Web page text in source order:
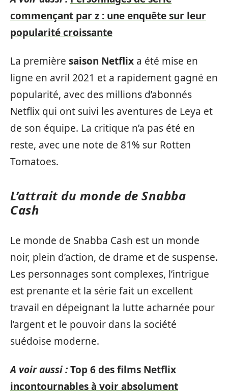
commençant par z : une enquête sur leur
popularité croissante
La première saison Netflix a été mise en
ligne en avril 2021 et a rapidement gagné en
popularité, avec des millions d’abonnés
Netflix qui ont suivi les aventures de Leya et
de son équipe. La critique n’a pas été en
reste, avec une note de 81% sur Rotten
Tomatoes.
L’attrait du monde de Snabba
Cash
Le monde de Snabba Cash est un monde
noir, plein d’action, de drame et de suspense.
Les personnages sont complexes, l’intrigue
est prenante et la série fait un excellent
travail en dépeignant la lutte acharnée pour
l’argent et le pouvoir dans la société
suédoise moderne.
A voir aussi :Top 6 des films Netflix
incontournables à voir absolument